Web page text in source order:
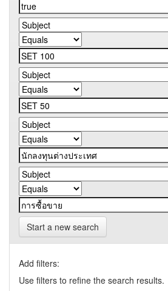
Start a new search
Add filters:
Use filters to refine the search results.